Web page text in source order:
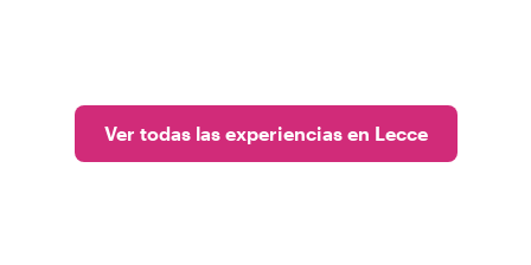
Ver todas las experiencias en Lecce